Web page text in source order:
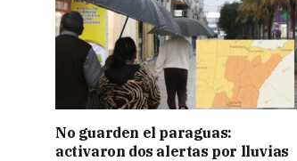
No guarden el paraguas:
activaron dos alertas por lluvias